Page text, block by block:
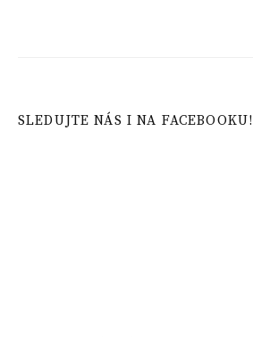
SLEDUJTE NÁS I NA FACEBOOKU!